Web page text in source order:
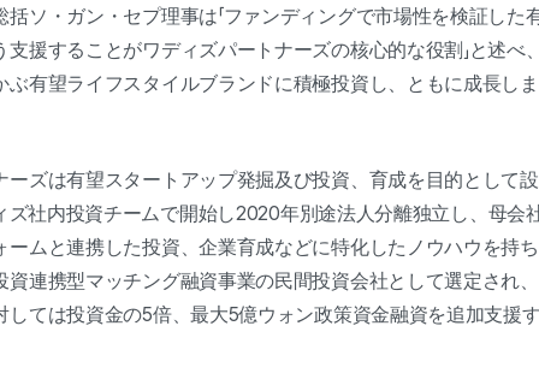
ソ・ガン・セプ理事は「ファンディングで市場性を検証した
援することがワディズパートナーズの核心的な役割」と述べ
有望ライフスタイルブランドに積極投資し、ともに成長しま
ーズは有望スタートアップ発掘及び投資、育成を目的として
ズ社内投資チームで開始し2020年別途法人分離独立し、母会
ームと連携した投資、企業育成などに特化したノウハウを持
資連携型マッチング融資事業の民間投資会社として選定され
しては投資金の5倍、最大5億ウォン政策資金融資を追加支援